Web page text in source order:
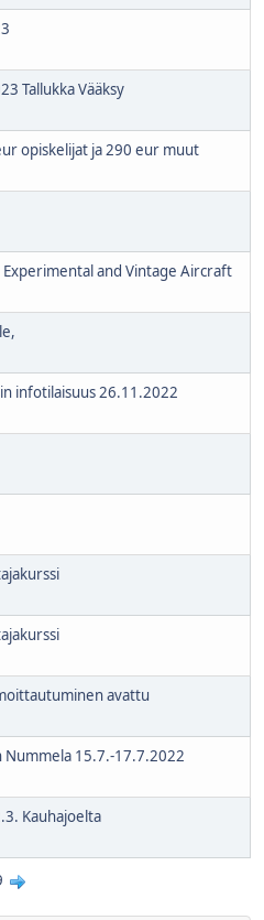
Tallukka Vääksy
opiskelijat ja 290 eur muut
and Vintage Aircraft
infotilaisuus 26.11.2022
avattu
Nummela 15.7.-17.7.2022
Kauhajoelta